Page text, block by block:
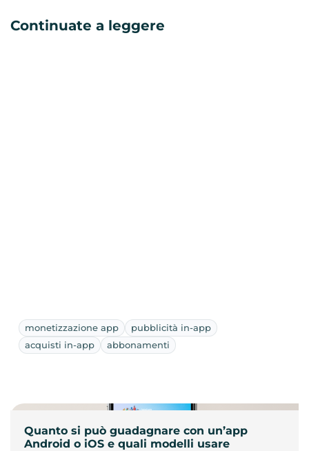
Continuate a leggere
monetizzazione app
pubblicità in-app
acquisti in-app
abbonamenti
Quanto si può guadagnare con un’app
Android o iOS e quali modelli usare